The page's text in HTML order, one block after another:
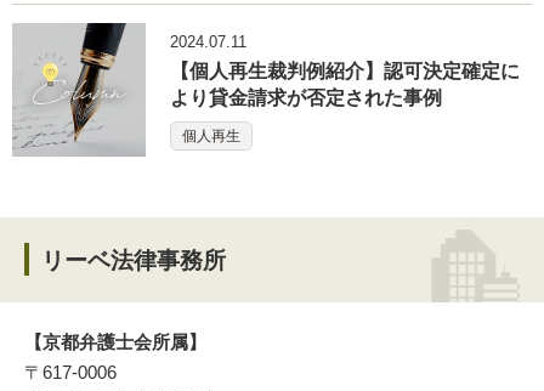
2024.07.11
【個人再生裁判例紹介】認可決定確定に
より貸金請求が否定された事例
個人再生
リーベ法律事務所
【京都弁護士会所属】
〒617-0006